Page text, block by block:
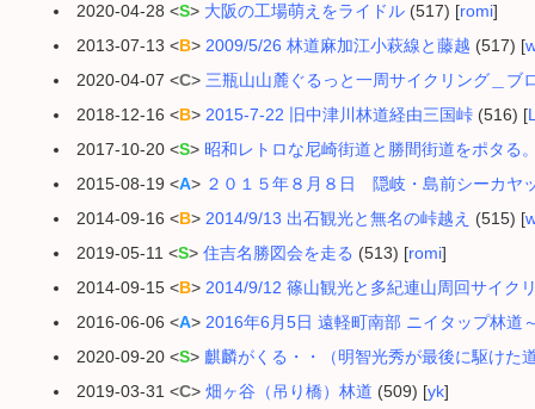
2020-04-28 <S> 大阪の工場萌えをライドル (517) [romi]
2013-07-13 <B> 2009/5/26 林道麻加江小萩線と藤越 (517) [
2020-04-07 <C> 三瓶山山麓ぐるっと一周サイクリング＿ブ
2018-12-16 <B> 2015-7-22 旧中津川林道経由三国峠 (516) [
2017-10-20 <S> 昭和レトロな尼崎街道と勝間街道をポタる
2015-08-19 <A> ２０１５年８月８日 隠岐・島前シーカ
2014-09-16 <B> 2014/9/13 出石観光と無名の峠越え (515) [
2019-05-11 <S> 住吉名勝図会を走る (513) [romi]
2014-09-15 <B> 2014/9/12 篠山観光と多紀連山周回サイク
2016-06-06 <A> 2016年6月5日 遠軽町南部 ニイタップ林道
2020-09-20 <S> 麒麟がくる・・（明智光秀が最後に駆けた
2019-03-31 <C> 畑ヶ谷（吊り橋）林道 (509) [yk]